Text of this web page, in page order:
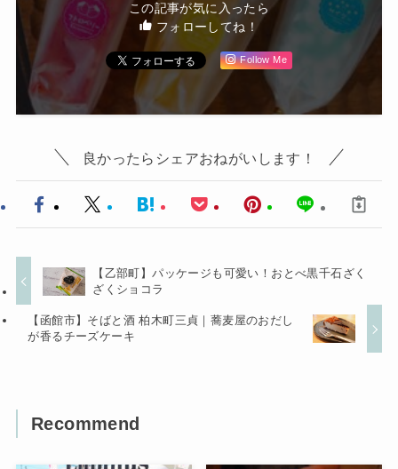
この記事が気に入ったら
フォローしてね！
Follow Me
良かったらシェアおねがいします！
【乙部町】パッケージも可愛い！おとべ黒千石ざく
ざくショコラ
【函館市】そばと酒 柏木町三貞｜蕎麦屋のおだし
が香るチーズケーキ
Recommend